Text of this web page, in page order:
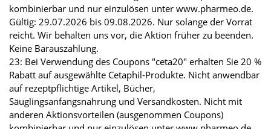
kombinierbar und nur einzulösen unter www.pharmeo.de.
Gültig: 29.07.2026 bis 09.08.2026. Nur solange der Vorrat
reicht. Wir behalten uns vor, die Aktion früher zu beenden.
Keine Barauszahlung.
23: Bei Verwendung des Coupons "ceta20" erhalten Sie 20 %
Rabatt auf ausgewählte Cetaphil-Produkte. Nicht anwendbar
auf rezeptpflichtige Artikel, Bücher,
Säuglingsanfangsnahrung und Versandkosten. Nicht mit
anderen Aktionsvorteilen (ausgenommen Coupons)